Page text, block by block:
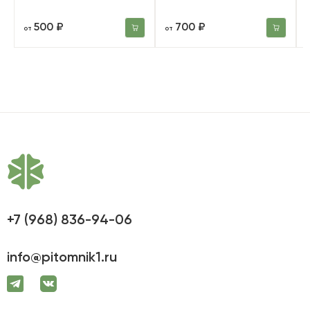
от500 ₽ от 700 ₽
+7 (968) 836-94-06
info@pitomnik1.ru